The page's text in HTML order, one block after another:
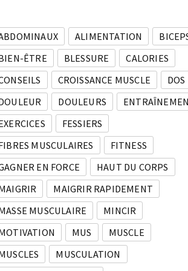
ALIMENTATION
ÊTRE
BLESSURE
CALORIES
CROISSANCE MUSCLE
DOS
DOULEURS
FESSIERS
MUSCULAIRES
FITNESS
EN FORCE
HAUT DU CORPS
MAIGRIR RAPIDEMENT
MUSCULAIRE
MINCIR
MUS
MUSCLE
MUSCULATION